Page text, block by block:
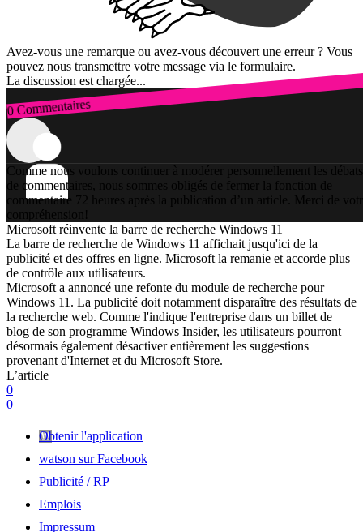
Avez-vous une remarque ou avez-vous découvert une erreur ? Vous
pouvez nous transmettre votre message via le formulaire.
La discussion est chargée...
0 Commentaires
Connexion
Comme nous voulons continuer à modérer personnellement les débats
de commentaires, nous sommes obligés de fermer la fonction de
commentaire 72 heures après la publication d’un article. Merci de
compréhension!
Microsoft réinvente la barre de recherche Windows 11
La barre de recherche de Windows 11 affichait jusqu'ici de la
publicité et des offres en ligne. Microsoft la remanie et accorde plus
de contrôle aux utilisateurs.
Microsoft a annoncé une refonte du module de recherche pour
Windows 11. La publicité doit notamment disparaître des résultats de
la recherche web. Comme l'indique l'entreprise dans un billet de
blog de son programme Windows Insider, les utilisateurs pourront
désormais également désactiver entièrement les suggestions
provenant d'Internet et du Microsoft Store.
L’article
0
0
Obtenir l'application
watson sur Facebook
Publicité / RP
Emplois
Impressum